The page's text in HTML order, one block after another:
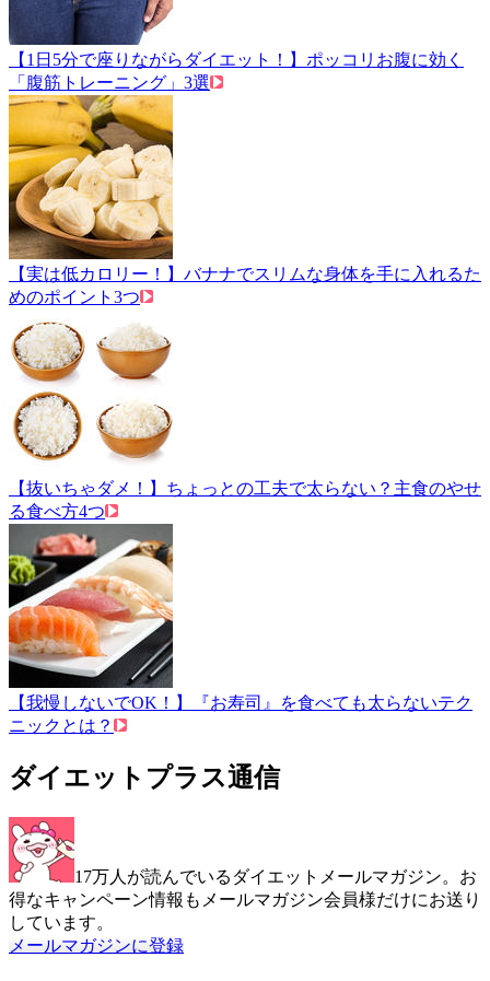
【1日5分で座りながらダイエット！】ポッコリお腹に効く
「腹筋トレーニング」3選
【実は低カロリー！】バナナでスリムな身体を手に入れるた
めのポイント3つ
【抜いちゃダメ！】ちょっとの工夫で太らない？主食のやせ
る食べ方4つ
【我慢しないでOK！】『お寿司』を食べても太らないテク
ニックとは？
ダイエットプラス通信
17万人が読んでいるダイエットメールマガジン。お
得なキャンペーン情報もメールマガジン会員様だけにお送り
しています。
メールマガジンに登録